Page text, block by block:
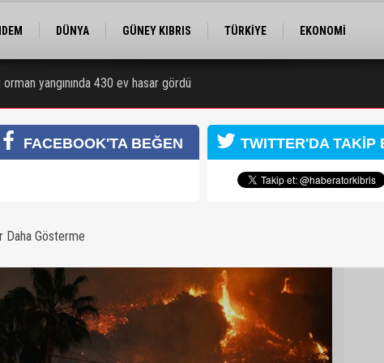
DÜNYA GÜNEY KIBRIS TÜRKİYE
EKONOMİ
orman yangınında 430 ev hasar gördü
7 kişi tutuklandı
FACEBOOK'TA BEĞEN TWITTER'DA TAKİP
Daha Gösterme